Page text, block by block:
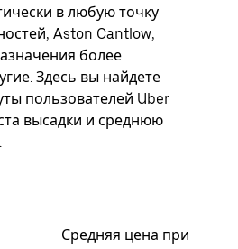
в любую точку
Aston Cantlow,
более
Здесь вы найдете
пользователей Uber
высадки и среднюю
Средняя цена при